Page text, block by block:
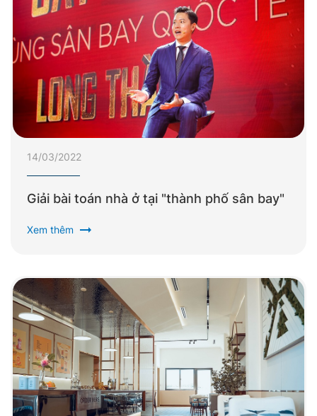
14/03/2022
Giải bài toán nhà ở tại "thành phố sân bay"
Xem thêm arrow_right_alt